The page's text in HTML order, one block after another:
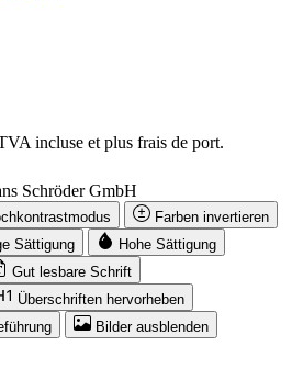
incluse et plus frais de port.
Schröder GmbH
Farben invertieren
Sättigung
Hohe Sättigung
Gut lesbare Schrift
Überschriften hervorheben
Bilder ausblenden